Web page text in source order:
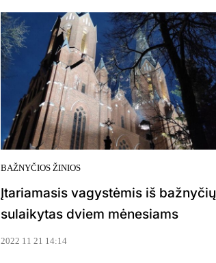
BAŽNYČIOS ŽINIOS
Įtariamasis vagystėmis iš bažnyčių
sulaikytas dviem mėnesiams
2022 11 21 14:14